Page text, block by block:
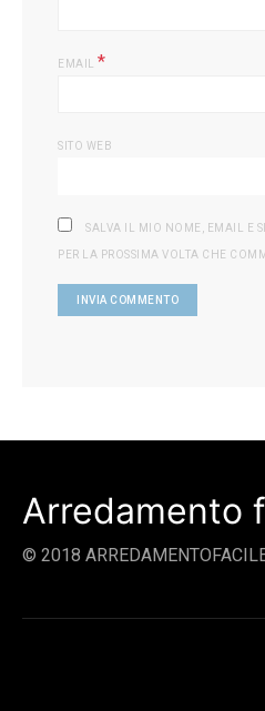
EMAIL *
SITO WEB
SALVA IL MIO NOME, EMAIL E
PER LA PROSSIMA VOLTA CHE
Arredamento
© 2018